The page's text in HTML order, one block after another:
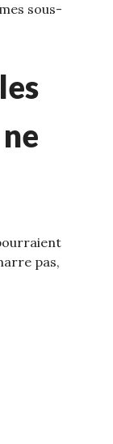
sous-
pas‚